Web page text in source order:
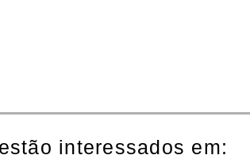
interessados em: